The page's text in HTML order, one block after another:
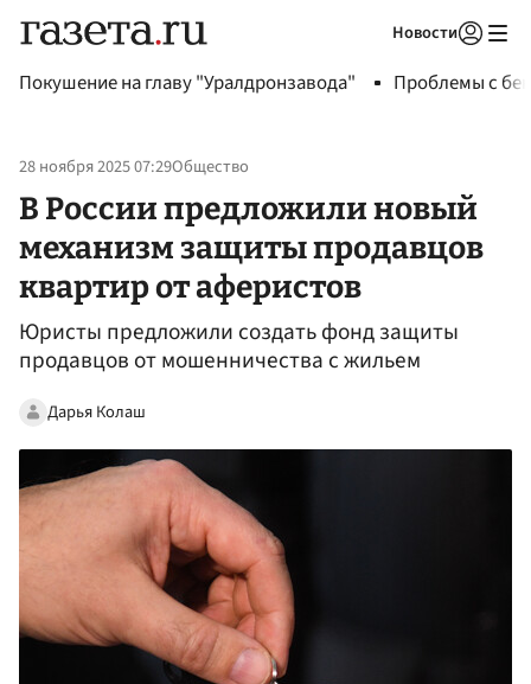
Новости
Покушение на главу "Уралдронзавода" Проблемы с
28 ноября 2025 07:29Общество
В России предложили новый
механизм защиты продавцов
квартир от аферистов
Юристы предложили создать фонд защиты
продавцов от мошенничества с жильем
Дарья Колаш